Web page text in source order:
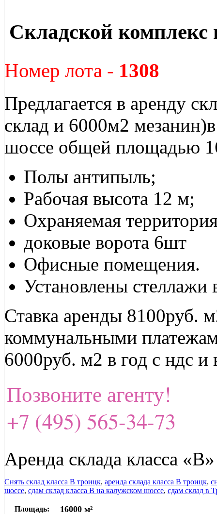
Складской
Номер лота - 1308
Предлагается в аренду
склад и 6000м2
шоссе общей площадью
Полы антипыль;
Рабочая высота 12 м;
Охраняемая
доковые ворота 6шт
Офисные помещения.
Установлены стеллажи
Ставка аренды 8100руб.
коммунальными
6000руб. м2 в год с ндс
Позвоните агенту!
+7 (495) 565-34-73
Аренда склада класса
Снять склад класса В троицк, аренда склада класса В троицк,
шоссе, сдам склад класса В на калужском шоссе, сдам склад в
Площадь: 16000 м²